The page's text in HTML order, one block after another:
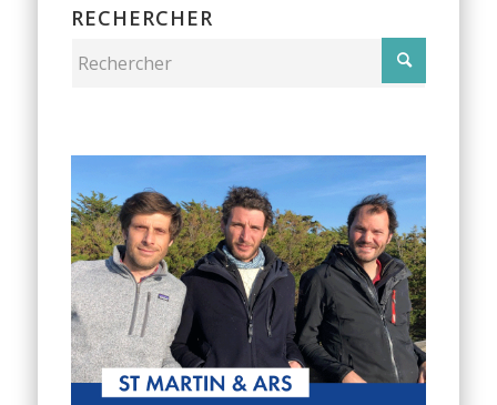
RECHERCHER